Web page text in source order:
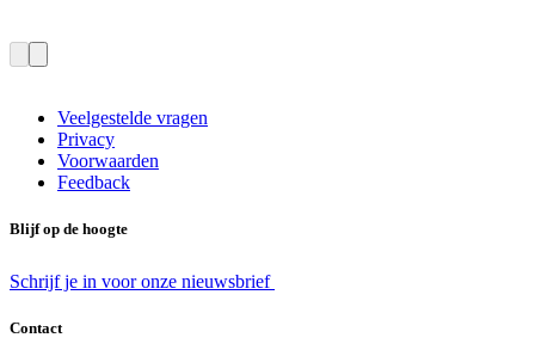
Veelgestelde vragen
Privacy
Voorwaarden
Feedback
Blijf op de hoogte
Schrijf je in voor onze nieuwsbrief
Contact